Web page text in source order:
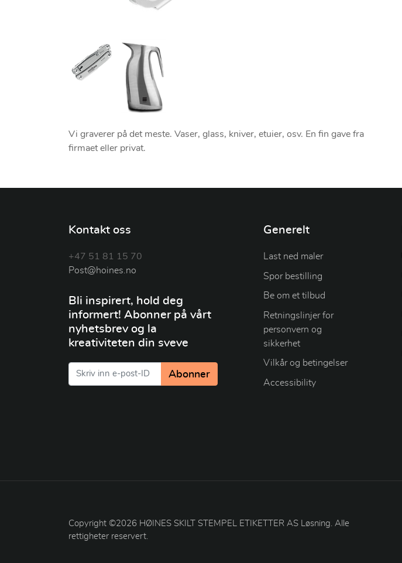
Vi graverer på det meste. Vaser, glass, kniver, etuier, osv. En fin gave fra
firmaet eller privat.
Kontakt oss
+47 51 81 15 70
Post@hoines.no
Bli inspirert, hold deg
informert! Abonner på vårt
nyhetsbrev og la
kreativiteten din sveve
Abonner
Generelt
Last ned maler
Spor bestilling
Be om et tilbud
Retningslinjer for
personvern og
sikkerhet
Vilkår og betingelser
Accessibility
Copyright ©2026 HØINES SKILT STEMPEL ETIKETTER AS Løsning. Alle
rettigheter reservert.